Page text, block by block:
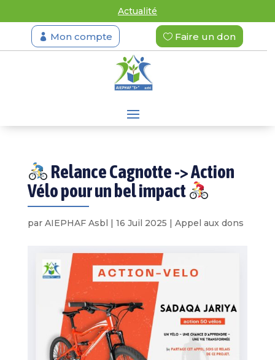
Actualité
Mon compte Faire un don
Relance Cagnotte -> Action
Vélo pour un bel impact
par AIEPHAF Asbl | 16 Juil 2025 | Appel aux dons